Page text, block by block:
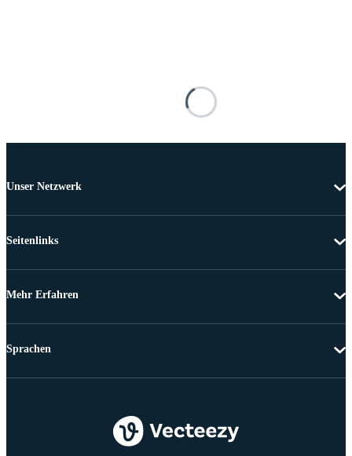
Unser Netzwerk
Seitenlinks
Mehr Erfahren
Sprachen